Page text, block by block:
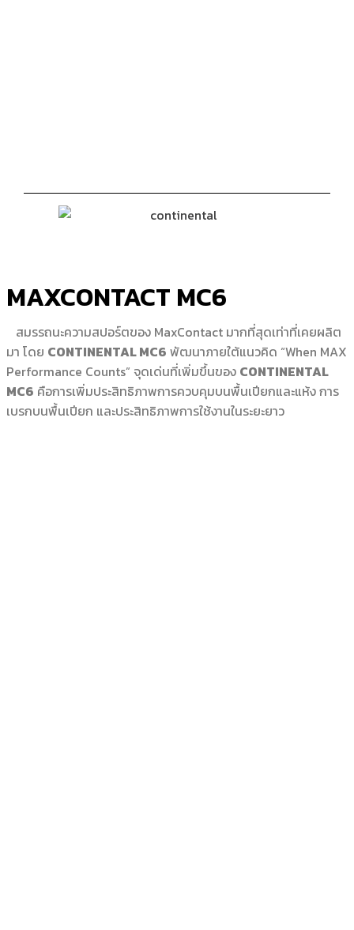
MAXCONTACT MC6
สมรรถนะความสปอร์ตของ MaxContact มากที่สุดเท่าที่เคยผลิต
มา โดย CONTINENTAL MC6 พัฒนาภายใต้แนวคิด “When MAX
Performance Counts” จุดเด่นที่เพิ่มขึ้นของ CONTINENTAL
MC6 คือการเพิ่มประสิทธิภาพการควบคุมบนพื้นเปียกและแห้ง การ
เบรกบนพื้นเปียก และประสิทธิภาพการใช้งานในระยะยาว